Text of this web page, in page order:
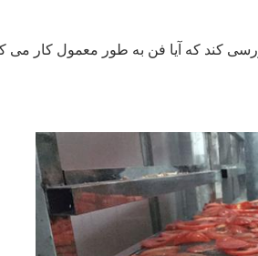
بررسی کند که آیا فن به طور معمول